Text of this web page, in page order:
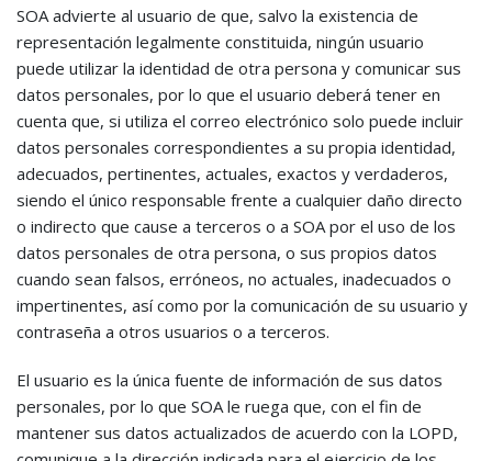
SOA advierte al usuario de que, salvo la existencia de
representación legalmente constituida, ningún usuario
puede utilizar la identidad de otra persona y comunicar sus
datos personales, por lo que el usuario deberá tener en
cuenta que, si utiliza el correo electrónico solo puede incluir
datos personales correspondientes a su propia identidad,
adecuados, pertinentes, actuales, exactos y verdaderos,
siendo el único responsable frente a cualquier daño directo
o indirecto que cause a terceros o a SOA por el uso de los
datos personales de otra persona, o sus propios datos
cuando sean falsos, erróneos, no actuales, inadecuados o
impertinentes, así como por la comunicación de su usuario y
contraseña a otros usuarios o a terceros.
El usuario es la única fuente de información de sus datos
personales, por lo que SOA le ruega que, con el fin de
mantener sus datos actualizados de acuerdo con la LOPD,